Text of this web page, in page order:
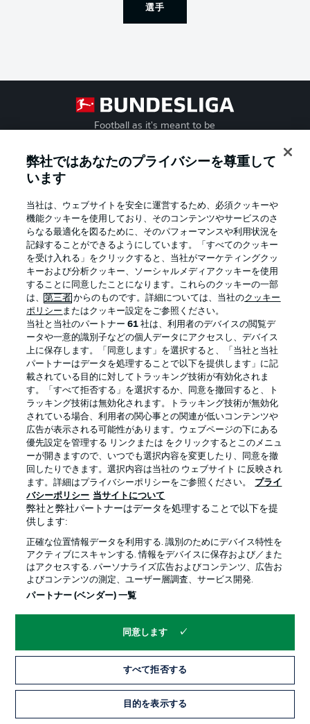
選手
Football as it's meant to be
Official Partners
プライバシー・ポリシー 優先設定を管理する
利用条件 放送局
求人 選手
当サイトについて
© 2026 Bundesliga-Gruppe GmbH
言語をお選びください
Display Mode
弊社ではあなたのプライバシーを尊重して
います
当社は、ウェブサイトを安全に運営するため、必須クッキーや
機能クッキーを使用しており、そのコンテンツやサービスのさ
らなる最適化を図るために、そのパフォーマンスや利用状況を
記録することができるようにしています。「すべてのクッキー
を受け入れる」をクリックすると、当社がマーケティングクッ
キーおよび分析クッキー、ソーシャルメディアクッキーを使用
することに同意したことになります。これらのクッキーの一部
は、第三者 からのものです。詳細については、当社のクッキー
ポリシー またはクッキー設定をご参照ください。
当社と当社のパートナー61 社は、利用者のデバイスの閲覧デ
ータや一意的識別子などの個人データにアクセスし、デバイス
上に保存します。「同意します」を選択すると、「当社と当社
パートナーはデータを処理することで以下を提供します」に記
載されている目的に対してトラッキング技術が有効化されま
す。「すべて拒否する」を選択するか、同意を撤回すると、ト
ラッキング技術は無効化されます。トラッキング技術が無効化
されている場合、利用者の関心事との関連が低いコンテンツや
広告が表示される可能性があります。ウェブページの下にある
優先設定を管理する リンクまたは をクリックするとこのメニュ
ーが開きますので、いつでも選択内容を変更したり、同意を撤
回したりできます。選択内容は当社の ウェブサイト に反映され
ます。詳細はプライバシーポリシーをご参照ください。
プライ
バシーポリシー 当サイトについて
弊社と弊社パートナーはデータを処理することで以下を提
供します:
正確な位置情報データを利用する. 識別のためにデバイス特性を
アクティブにスキャンする. 情報をデバイスに保存および／また
はアクセスする. パーソナライズ広告およびコンテンツ、広告お
よびコンテンツの測定、ユーザー層調査、サービス開発.
パートナー (ベンダー) 一覧
同意します
すべて拒否する
目的を表示する